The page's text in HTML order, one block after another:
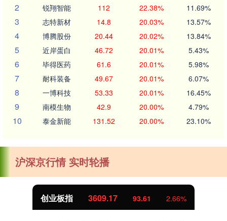
2 锐翔智能 112 22.38% 11.69%
3 志特新材 14.8 20.03% 13.57%
4 博腾股份 20.44 20.02% 13.84%
5 近岸蛋白 46.72 20.01% 5.43%
6 毕得医药 61.6 20.01% 5.98%
7 耐科装备 49.67 20.01% 6.07%
8 一博科技 53.33 20.01% 16.45%
9 南模生物 42.9 20.00% 4.79%
10 泰金新能 131.52 20.00% 23.10%
沪深京行情 实时轮播
创业板指 3609.17 93.61 2.66%